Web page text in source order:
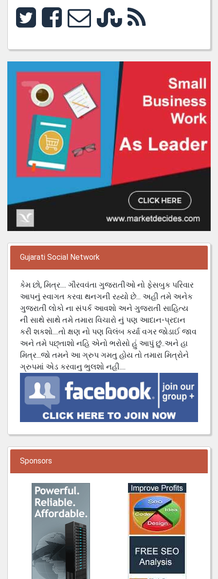
Gujarati Social Network
કેમ છો, મિત્ર.... ગૌરવવંતા ગુજરાતીઓ નો ફેસબુક પરિવાર
આપનું સ્વાગત કરવા થનગની રહ્યો છે... અહી તમે અનેક
ગુજરાતી લોકો ના સંપર્ક આવશો અને ગુજરાતી સાહિત્ય
ની સાથે સાથે તમે તમારા વિચારો નું પણ આદાન-પ્રદાન
કરી શકશો....તો ક્ષણ નો પણ વિલંબ કર્યા વગર જોડાઈ જાવ
અને તમે પછ્તાશો નહિ એનો ભરોસો હું આપું છું..અને હા
મિત્ર...જો તમને આ ગ્રુપ ગમતુ હોય તો તમારા મિત્રોને
ગ્રુપમાં એડ કરવાનુ ભુલશો નહી....
Sponsors